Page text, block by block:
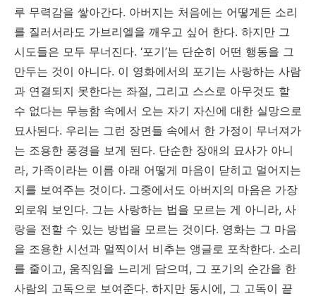
루 무력감을 쌓아간다. 아버지는 처음에는 어떻게든 소리
를 질러서라도 가브리엘을 깨우고 싶어 한다. 하지만 그
시도들은 모두 무너진다. ‘포기’는 단순히 어떤 행동을 그
만두는 것이 아니다. 이 영화에서의 포기는 사랑하는 사람
과 연결되지 못한다는 좌절, 그리고 스스로 아무것도 할
수 없다는 무능함 속에서 오는 자기 자신에 대한 실망으로
묘사된다. 우리는 그런 장면들 속에서 한 가정이 무너져가
는 조용한 풍경을 보게 된다. 단순한 장애의 묘사가 아니
라, 가족이라는 이름 아래 어떻게 마음이 닫히고 멀어지는
지를 보여주는 것이다. 그중에서도 아버지의 마음은 가장
외로워 보인다. 그는 사랑하는 법을 모르는 게 아니라, 사
랑을 전할 수 있는 방법을 모르는 것이다. 영화는 그 마음
을 조용한 시선과 멀찍이서 비추는 앵글로 포착한다. 소리
를 줄이고, 움직임을 느리게 담으며, 그 포기의 순간을 한
사람의 고독으로 보여준다. 하지만 동시에, 그 고독이 끝